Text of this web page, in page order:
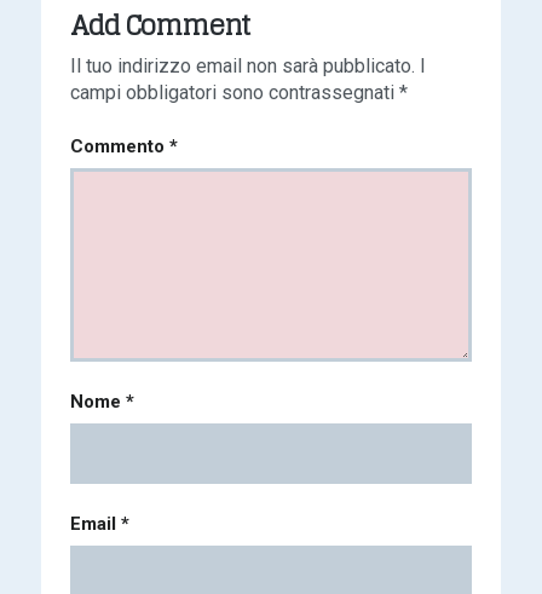
Add Comment
Il tuo indirizzo email non sarà pubblicato.
campi obbligatori sono contrassegnati *
Commento *
Nome *
Email *